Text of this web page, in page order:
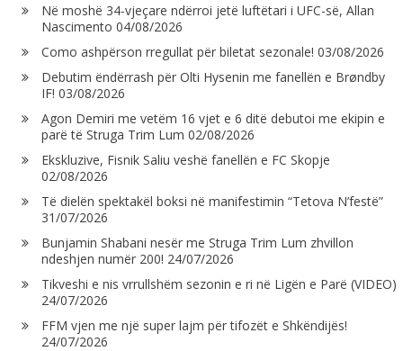
Në moshë 34-vjeçare ndërroi jetë luftëtari i UFC-së, Allan
Nascimento 04/08/2026
Como ashpërson rregullat për biletat sezonale! 03/08/2026
Debutim ëndërrash për Olti Hysenin me fanellën e Brøndby
IF! 03/08/2026
Agon Demiri me vetëm 16 vjet e 6 ditë debutoi me ekipin e
parë të Struga Trim Lum 02/08/2026
Ekskluzive, Fisnik Saliu veshë fanellën e FC Skopje
02/08/2026
Të dielën spektakël boksi në manifestimin “Tetova N’festë”
31/07/2026
Bunjamin Shabani nesër me Struga Trim Lum zhvillon
ndeshjen numër 200! 24/07/2026
Tikveshi e nis vrrullshëm sezonin e ri në Ligën e Parë (VIDEO)
24/07/2026
FFM vjen me një super lajm për tifozët e Shkëndijës!
24/07/2026